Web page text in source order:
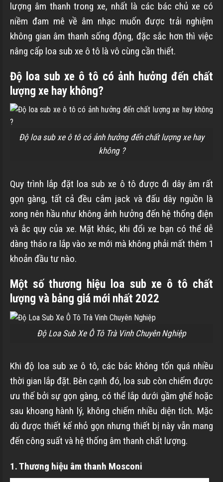
lượng âm thanh trong xe, nhất là các bác chủ xe có
niềm đam mê về âm nhạc muốn được trải nghiệm
không gian âm thanh sống động, đặc sắc hơn thì việc
nâng cấp loa sub xe ô tô là vô cùng cần thiết.
Độ loa sub xe ô tô có ảnh hưởng đến chất
lượng xe hay không?
Độ loa sub xe ô tô có ảnh hưởng đến chất lượng xe hay
không ?
Quy trình lắp đặt loa sub xe ô tô được đi dây âm rất
gọn gàng, tất cả đều cắm jack và đấu dây nguồn là
xong nên hầu như không ảnh hưởng đến hệ thống điện
và ắc quy của xe. Mặt khác, khi đổi xe bạn có thể dễ
dàng tháo ra lắp vào xe mới mà không phải mất thêm 1
khoản đầu tư nào.
Một số thương hiệu loa sub xe ô tô chất
lượng và bảng giá mới nhất 2022
Độ Loa Sub Xe Ô Tô Trà Vinh Chuyên Nghiệp
Khi độ loa sub xe ô tô, các bác không tốn quá nhiều
thời gian lắp đặt. Bên cạnh đó, loa sub còn chiếm được
ưu thế bởi sự gọn gàng, có thể lắp dưới gầm ghế hoặc
sau khoang hành lý, không chiếm nhiều diện tích. Mặc
dù được thiết kế nhỏ gọn nhưng thiết bị này vẫn mang
đến công suất và hệ thống âm thanh chất lượng.
1. Thương hiệu âm thanh Mosconi